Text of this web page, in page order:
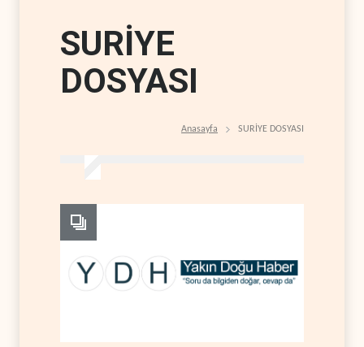
SURİYE
DOSYASI
Anasayfa SURİYE DOSYASI